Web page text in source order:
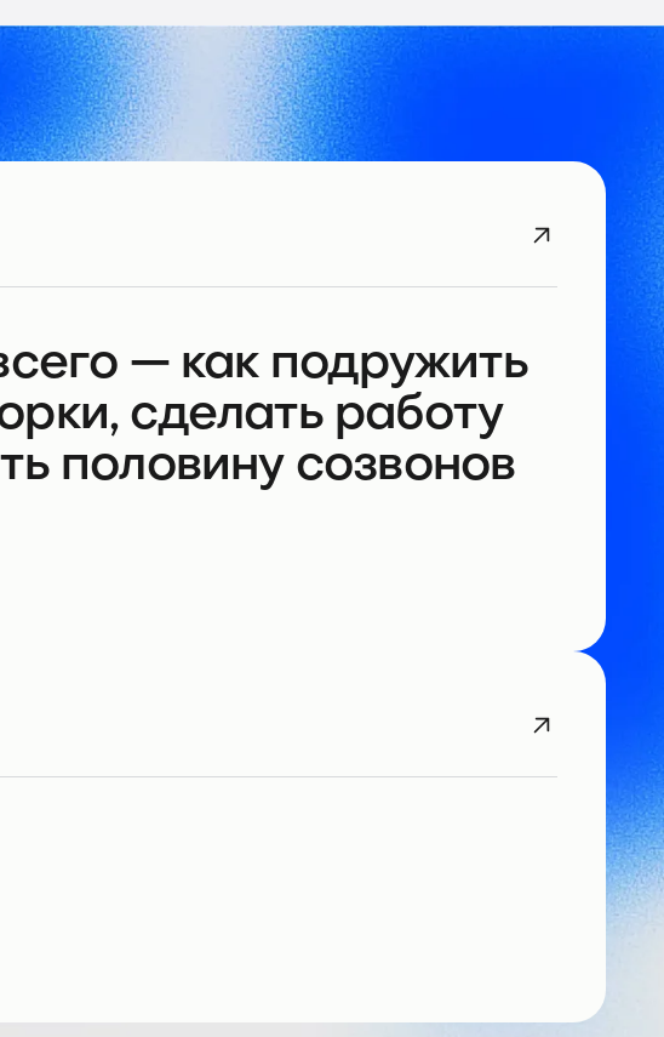
— как подружить
сделать работу
половину созвонов